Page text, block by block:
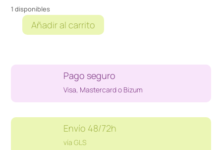
1 disponibles
AMPLIFICADOR
cantidad
Añadir al carrito
Pago seguro
Visa, Mastercard o Bizum
Envío 48/72h
vía GLS